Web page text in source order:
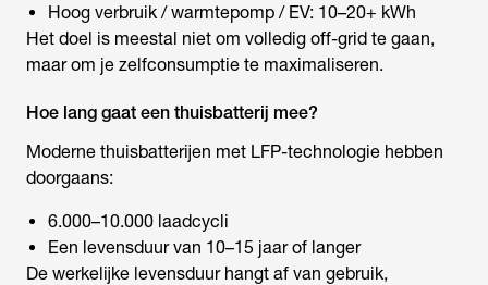
Hoog verbruik / warmtepomp / EV: 10–20+ kWh
Het doel is meestal niet om volledig off-grid te gaan,
maar om je zelfconsumptie te maximaliseren.
Hoe lang gaat een thuisbatterij mee?
Moderne thuisbatterijen met LFP-technologie hebben
doorgaans:
6.000–10.000 laadcycli
Een levensduur van 10–15 jaar of langer
De werkelijke levensduur hangt af van gebruik,